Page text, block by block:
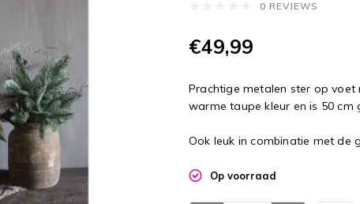
0 REVIEWS
€49,99
Prachtige metalen ster op voet
warme taupe kleur en is 50 cm
Ook leuk in combinatie met de
Op voorraad